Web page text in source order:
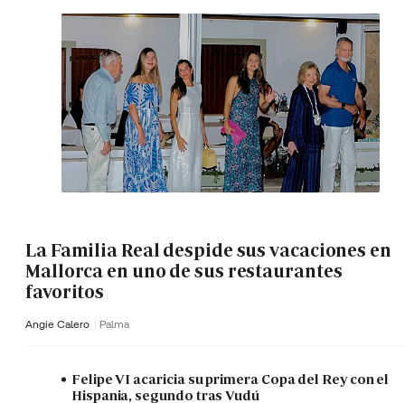
La Familia Real despide sus vacaciones en
Mallorca en uno de sus restaurantes
favoritos
Angie Calero Palma
Felipe VI acaricia su primera Copa del Rey con el
Hispania, segundo tras Vudú